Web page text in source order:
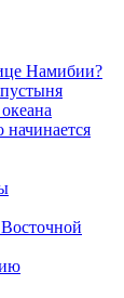
Намибии?
начинается